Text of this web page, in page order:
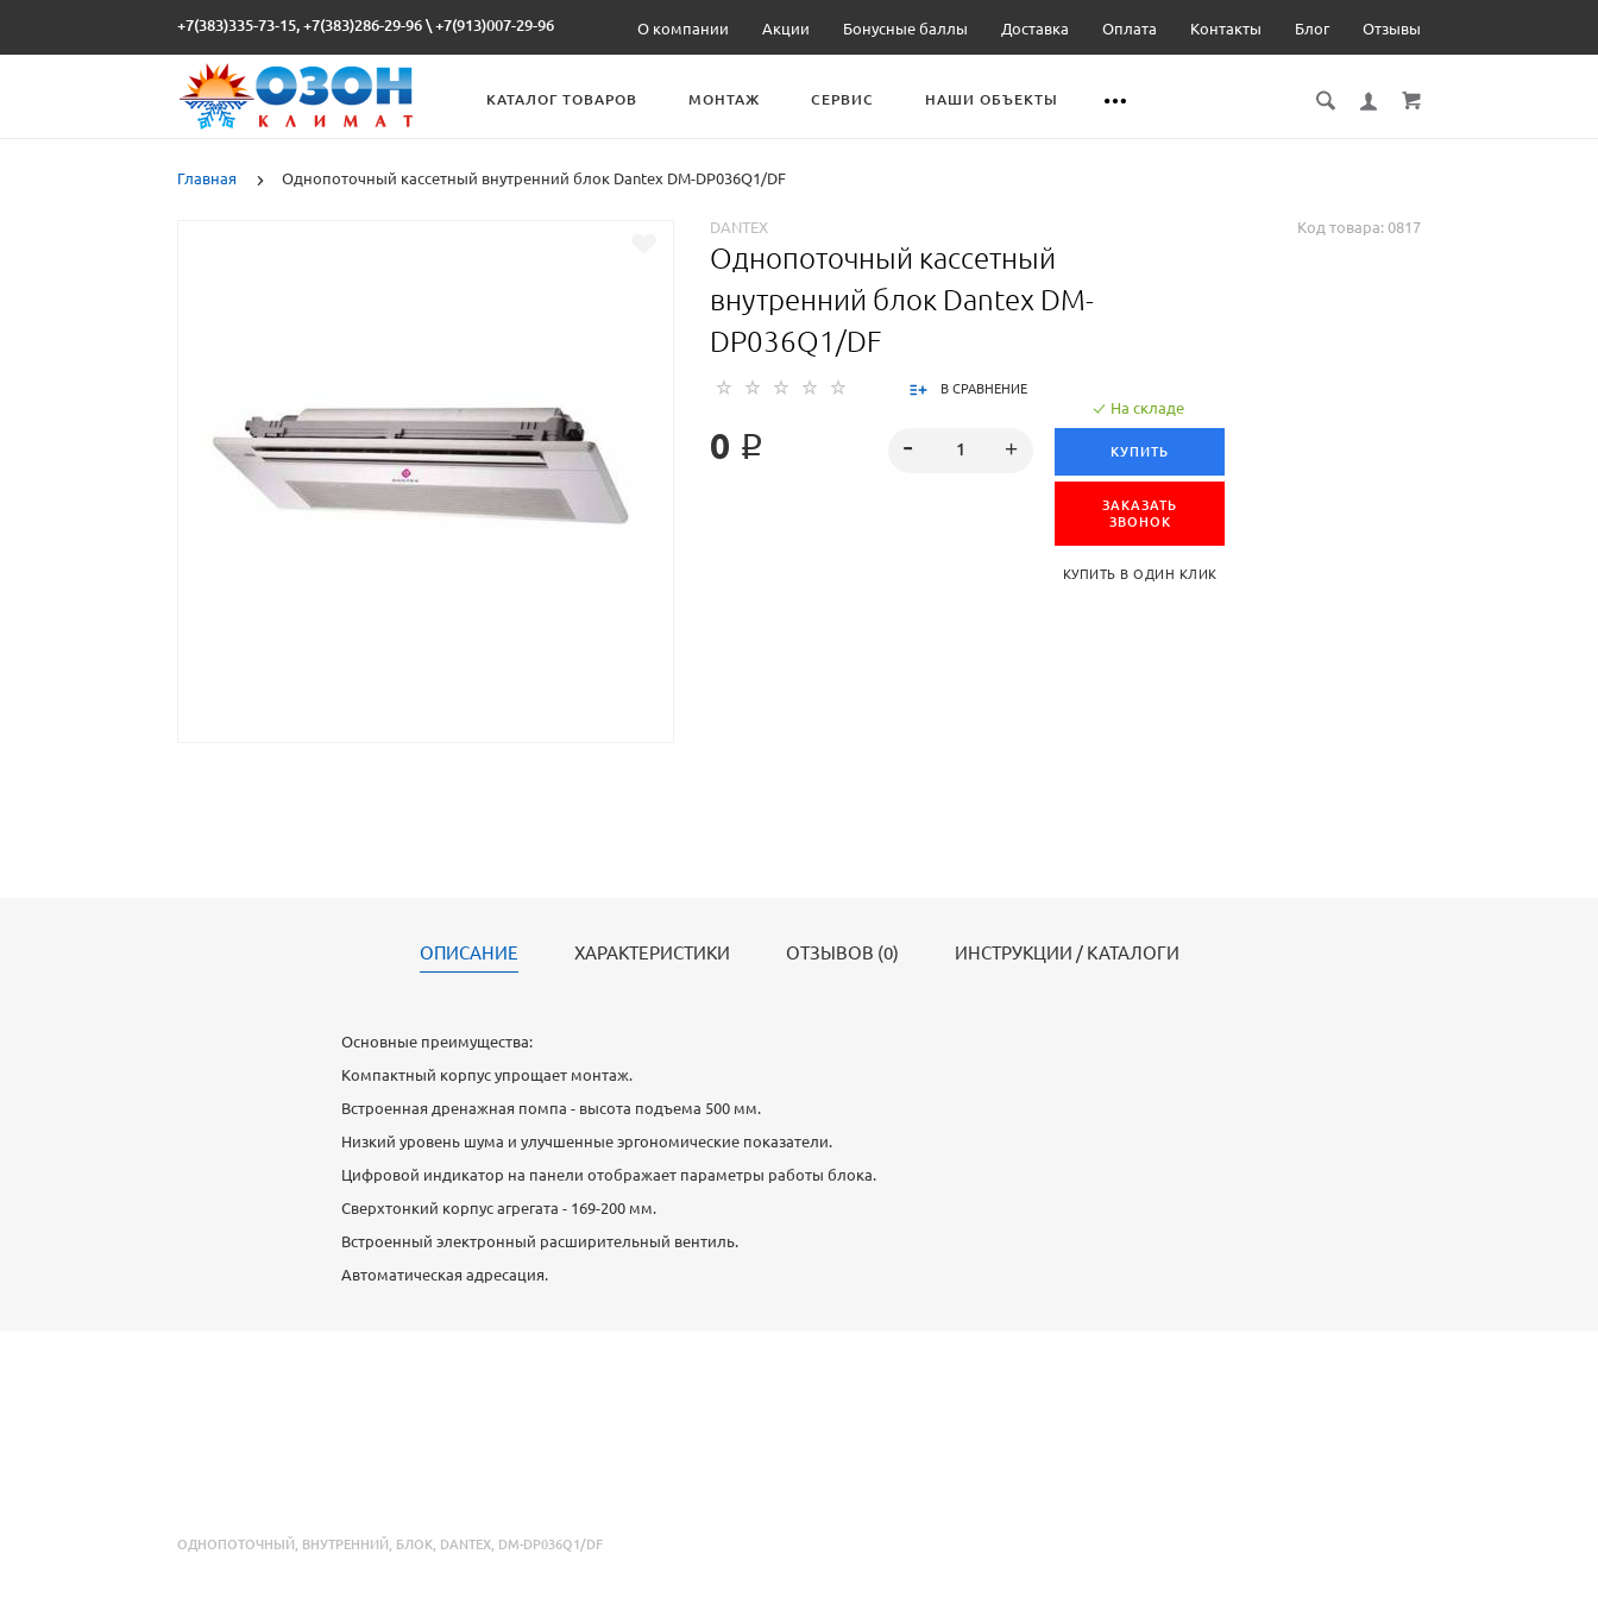
+7(383)335-73-15, +7(383)286-29-96 \+7(913)007-29-96 О компании Акции Бонусные баллы Доставка Оплата Контакты Блог Отзывы
КАТАЛОГ ТОВАРОВ МОНТАЖ СЕРВИС НАШИ ОБЪЕКТЫ
Главная Однопоточный кассетный внутренний блок Dantex DM-DP036Q1/DF
Код товара: 0817
DANTEX
Однопоточный кассетный
внутренний блок Dantex DM-
DP036Q1/DF
В СРАВНЕНИЕ
0 ₽
На складе
КУПИТЬ
ЗАКАЗАТЬ
ЗВОНОК
КУПИТЬ В ОДИН КЛИК
ОПИСАНИЕ ХАРАКТЕРИСТИКИ ОТЗЫВОВ (0) ИНСТРУКЦИИ / КАТАЛОГИ
Основные преимущества:
Компактный корпус упрощает монтаж.
Встроенная дренажная помпа - высота подъема 500 мм.
Низкий уровень шума и улучшенные эргономические показатели.
Цифровой индикатор на панели отображает параметры работы блока.
Сверхтонкий корпус агрегата - 169-200 мм.
Встроенный электронный расширительный вентиль.
Автоматическая адресация.
ОДНОПОТОЧНЫЙ ВНУТРЕННИЙ БЛОК DANTEX DM-DP036Q1/DF